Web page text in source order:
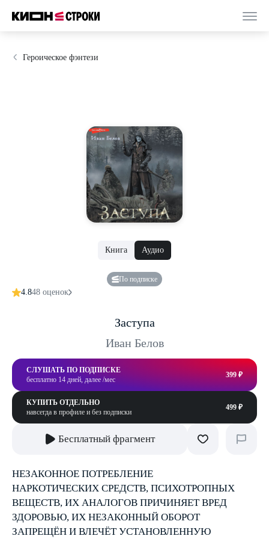
Героическое фэнтези
Книга Аудио
По подписке
4.848 оценок
Заступа
Иван Белов
СЛУШАТЬ ПО ПОДПИСКЕ
бесплатно 14 дней, далее /мес
399 ₽
КУПИТЬ ОТДЕЛЬНО
навсегда в профиле и без подписки
499 ₽
Бесплатный фрагмент
НЕЗАКОННОЕ ПОТРЕБЛЕНИЕ
НАРКОТИЧЕСКИХ СРЕДСТВ, ПСИХОТРОПНЫХ
ВЕЩЕСТВ, ИХ АНАЛОГОВ ПРИЧИНЯЕТ ВРЕД
ЗДОРОВЬЮ, ИХ НЕЗАКОННЫЙ ОБОРОТ
ЗАПРЕЩЁН И ВЛЕЧЁТ УСТАНОВЛЕННУЮ